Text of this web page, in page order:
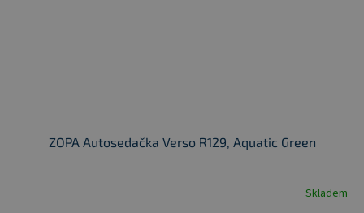
ZOPA Autosedačka Verso R129, Aquatic Green
Skladem